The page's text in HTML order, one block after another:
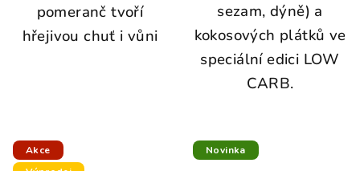
pomeranč tvoří
hřejivou chuť i vůni
sezam, dýně) a
kokosových plátků ve
speciální edici LOW
CARB.
Akce
Novinka